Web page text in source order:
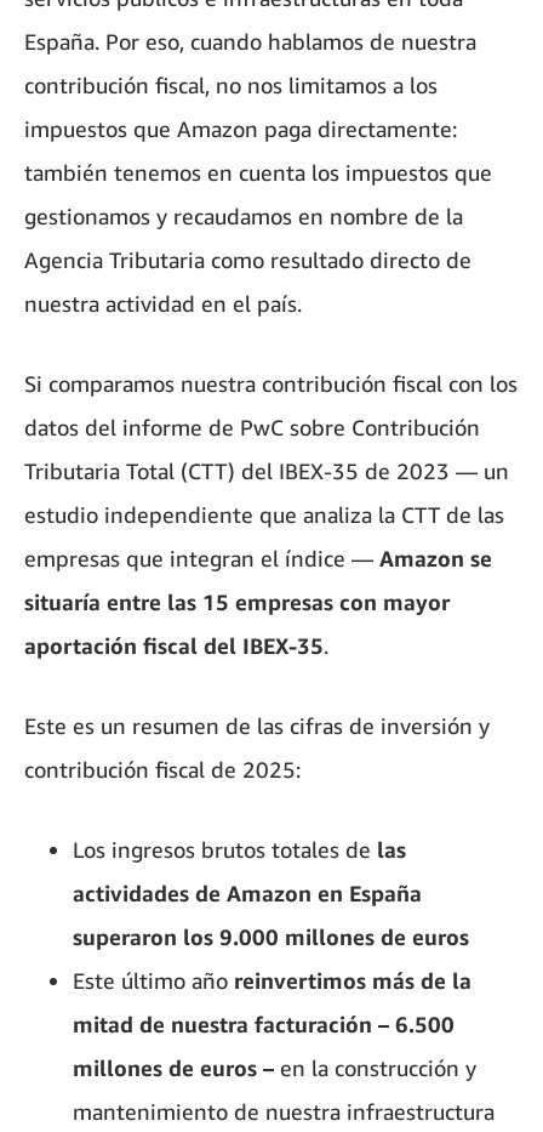
España. Por eso, cuando hablamos de nuestra
contribución fiscal, no nos limitamos a los
impuestos que Amazon paga directamente:
también tenemos en cuenta los impuestos que
gestionamos y recaudamos en nombre de la
Agencia Tributaria como resultado directo de
nuestra actividad en el país.
Si comparamos nuestra contribución fiscal con los
datos del informe de PwC sobre Contribución
Tributaria Total (CTT) del IBEX-35 de 2023 — un
estudio independiente que analiza la CTT de las
empresas que integran el índice — Amazon se
situaría entre las 15 empresas con mayor
aportación fiscal del IBEX-35.
Este es un resumen de las cifras de inversión y
contribución fiscal de 2025:
Los ingresos brutos totales de las
actividades de Amazon en España
superaron los 9.000 millones de euros
Este último año reinvertimos más de la
mitad de nuestra facturación – 6.500
millones de euros – en la construcción y
mantenimiento de nuestra infraestructura